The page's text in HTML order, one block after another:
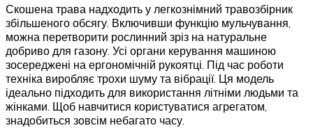
Скошена трава надходить у легкознімний травозбірник
збільшеного обсягу. Включивши функцію мульчування,
можна перетворити рослинний зріз на натуральне
добриво для газону. Усі органи керування машиною
зосереджені на ергономічній рукоятці. Під час роботи
техніка виробляє трохи шуму та вібрації. Ця модель
ідеально підходить для використання літніми людьми та
жінками. Щоб навчитися користуватися агрегатом,
знадобиться зовсім небагато часу.